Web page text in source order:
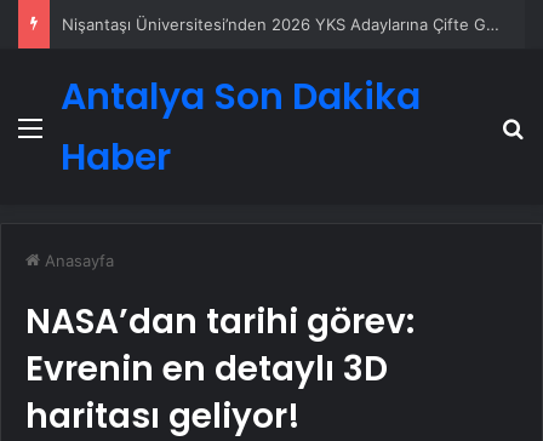
Petmona : Kedi Maması ve Köpek Maması İle Tüm Evcil Hayvan Ürünleri
Menü
Antalya Son Dakika
Haber
Anasayfa
NASA’dan tarihi görev:
Evrenin en detaylı 3D
haritası geliyor!